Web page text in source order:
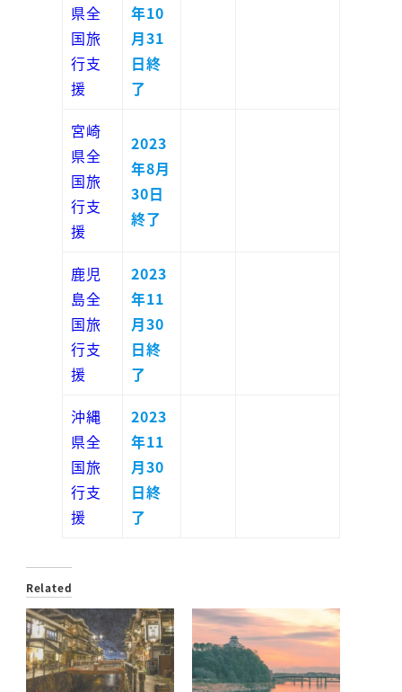
県全
国旅
行支
援
年10
月31
日終
了
宮崎
県全
国旅
行支
援
2023
年8月
30日
終了
鹿児
島全
国旅
行支
援
2023
年11
月30
日終
了
沖縄
県全
国旅
行支
援
2023
年11
月30
日終
了
Related